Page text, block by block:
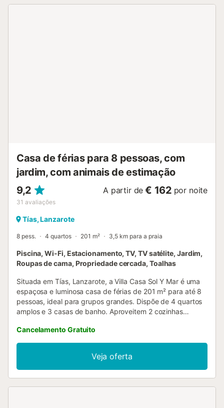
Casa de férias para 8 pessoas, com
jardim, com animais de estimação
9,2
31 avaliações
A partir de € 162 por noite
Tías, Lanzarote
8 pess. 4 quartos 201 m² 3,5 km para a praia
Piscina, Wi-Fi, Estacionamento, TV, TV satélite, Jardim,
Roupas de cama, Propriedade cercada, Toalhas
Situada em Tías, Lanzarote, a Villa Casa Sol Y Mar é uma
espaçosa e luminosa casa de férias de 201 m² para até 8
pessoas, ideal para grupos grandes. Dispõe de 4 quartos
amplos e 3 casas de banho. Aproveitem 2 cozinhas
de alta velocidade ideal para videochamadas, smart TV,
ventoinha, máquina de lavar roupa e zona de trabalho
dedicada. Para famílias, há 2 berços, cadeira alta, carrinho
de bebé e acesso a parque infantil. No exterior, relaxem
no jardim privado de inspiração César Manrique, terraços
Cancelamento Gratuito
Veja oferta